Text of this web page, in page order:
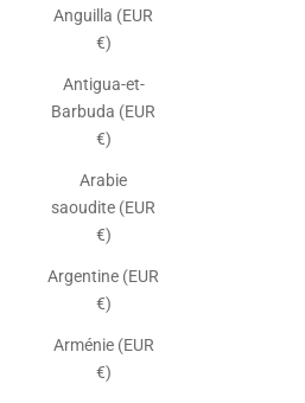
Anguilla (EUR
€)
Antigua-et-
Barbuda (EUR
€)
Arabie
saoudite (EUR
€)
Argentine (EUR
€)
Arménie (EUR
€)